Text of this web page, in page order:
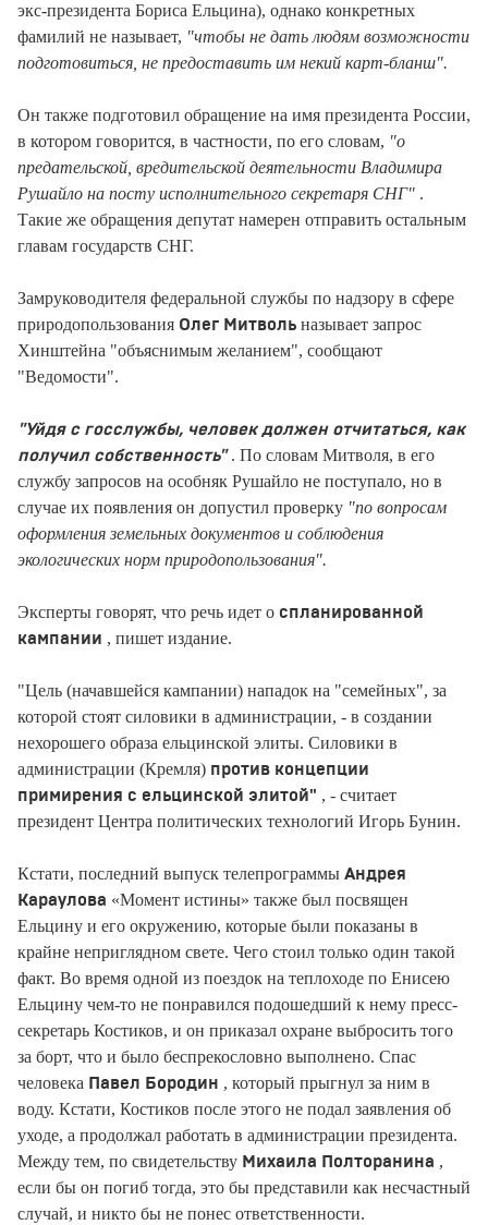
экс-президента Бориса Ельцина), однако конкретных
фамилий не называет, "чтобы не дать людям возможности
подготовиться, не предоставить им некий карт-бланш".
Он также подготовил обращение на имя президента России,
в котором говорится, в частности, по его словам, "о
предательской, вредительской деятельности Владимира
Рушайло на посту исполнительного секретаря СНГ" .
Такие же обращения депутат намерен отправить остальным
главам государств СНГ.
Замруководителя федеральной службы по надзору в сфере
природопользования Олег Митволь называет запрос
Хинштейна "объяснимым желанием", сообщают
"Ведомости".
"Уйдя с госслужбы, человек должен отчитаться, как
получил собственность". По словам Митволя, в его
службу запросов на особняк Рушайло не поступало, но в
случае их появления он допустил проверку "по вопросам
оформления земельных документов и соблюдения
экологических норм природопользования".
Эксперты говорят, что речь идет о спланированной
кампании , пишет издание.
"Цель (начавшейся кампании) нападок на "семейных", за
которой стоят силовики в администрации, - в создании
нехорошего образа ельцинской элиты. Силовики в
администрации (Кремля) против концепции
примирения с ельцинской элитой" , - считает
президент Центра политических технологий Игорь Бунин.
Кстати, последний выпуск телепрограммы Андрея
Караулова «Момент истины» также был посвящен
Ельцину и его окружению, которые были показаны в
крайне неприглядном свете. Чего стоил только один такой
факт. Во время одной из поездок на теплоходе по Енисею
Ельцину чем-то не понравился подошедший к нему пресс-
секретарь Костиков, и он приказал охране выбросить того
за борт, что и было беспрекословно выполнено. Спас
человека Павел Бородин , который прыгнул за ним в
воду. Кстати, Костиков после этого не подал заявления об
уходе, а продолжал работать в администрации президента.
Между тем, по свидетельству Михаила Полторанина ,
если бы он погиб тогда, это бы представили как несчастный
случай, и никто бы не понес ответственности.